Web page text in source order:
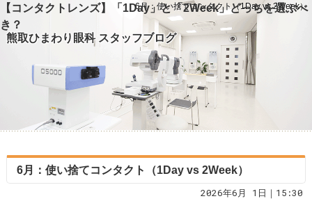
6月：使い捨てコンタクト（1Day vs 2Week）
熊取ひまわり眼科 スタッフブログ
6月：使い捨てコンタクト（1Day vs 2Week）
2026年6月 1日｜15:30
【コンタクトレンズ】「1Day」と「2Week」どっちを選ぶべ
き？